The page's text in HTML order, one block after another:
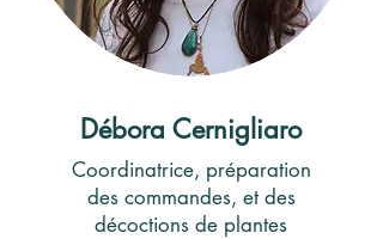
Débora Cernigliaro
Coordinatrice, préparation
des commandes, et des
décoctions de plantes